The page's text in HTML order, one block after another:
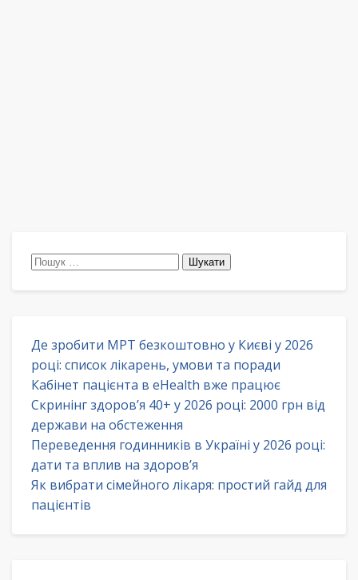
Пошук:
Де зробити МРТ безкоштовно у Києві у 2026
році: список лікарень, умови та поради
Кабінет пацієнта в eHealth вже працює
Скринінг здоров’я 40+ у 2026 році: 2000 грн від
держави на обстеження
Переведення годинників в Україні у 2026 році:
дати та вплив на здоров’я
Як вибрати сімейного лікаря: простий гайд для
пацієнтів